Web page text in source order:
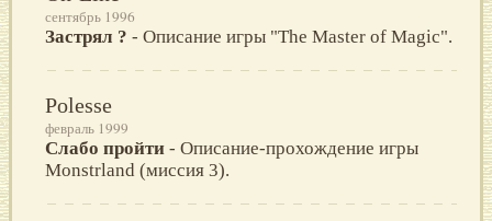
сентябрь 1996
Застрял ? - Описание игры "The Master of Magic".
Polesse
февраль 1999
Слабо пройти - Описание-прохождение игры
Monstrland (миссия 3).